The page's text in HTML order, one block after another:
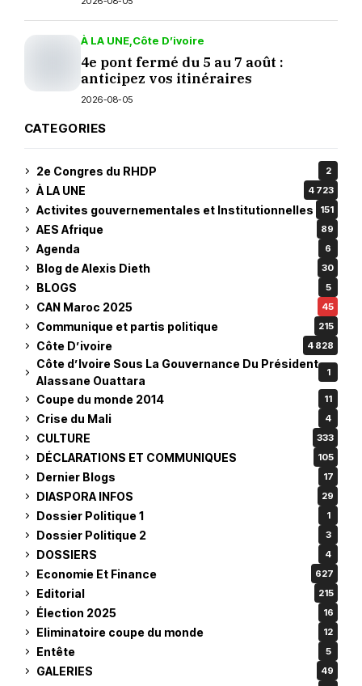
À LA UNE Côte D’ivoire
4e pont fermé du 5 au 7 août :
anticipez vos itinéraires
2026-08-05
CATEGORIES
2e Congres du RHDP 2
À LA UNE 4 723
Activites gouvernementales et Institutionnelles 151
AES Afrique 89
Agenda 6
Blog de Alexis Dieth 30
BLOGS 5
CAN Maroc 2025 45
Communique et partis politique 215
Côte D’ivoire 4 828
Côte d’Ivoire Sous La Gouvernance Du Président
Alassane Ouattara
1
Coupe du monde 2014 11
Crise du Mali 4
CULTURE 333
DÉCLARATIONS ET COMMUNIQUES 105
Dernier Blogs 17
DIASPORA INFOS 29
Dossier Politique 1 1
Dossier Politique 2 3
DOSSIERS 4
Economie Et Finance 627
Editorial 215
Élection 2025 16
Eliminatoire coupe du monde 12
Entête 5
GALERIES 49